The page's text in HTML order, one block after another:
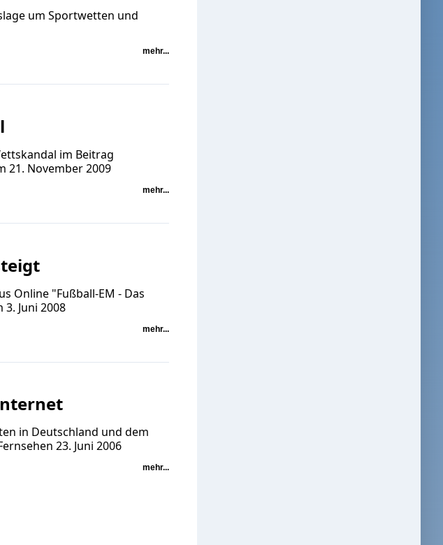
um Sportwetten und
mehr...
im Beitrag
21. November 2009
mehr...
Online "Fußball-EM - Das
Juni 2008
mehr...
in Deutschland und dem
23. Juni 2006
mehr...